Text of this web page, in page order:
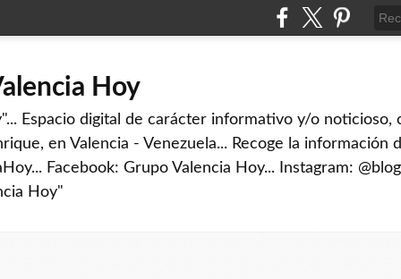
Hoy
Espacio digital de carácter informativo y/o noticioso,
en Valencia - Venezuela... Recoge la información
Facebook: Grupo Valencia Hoy... Instagram:
Hoy"